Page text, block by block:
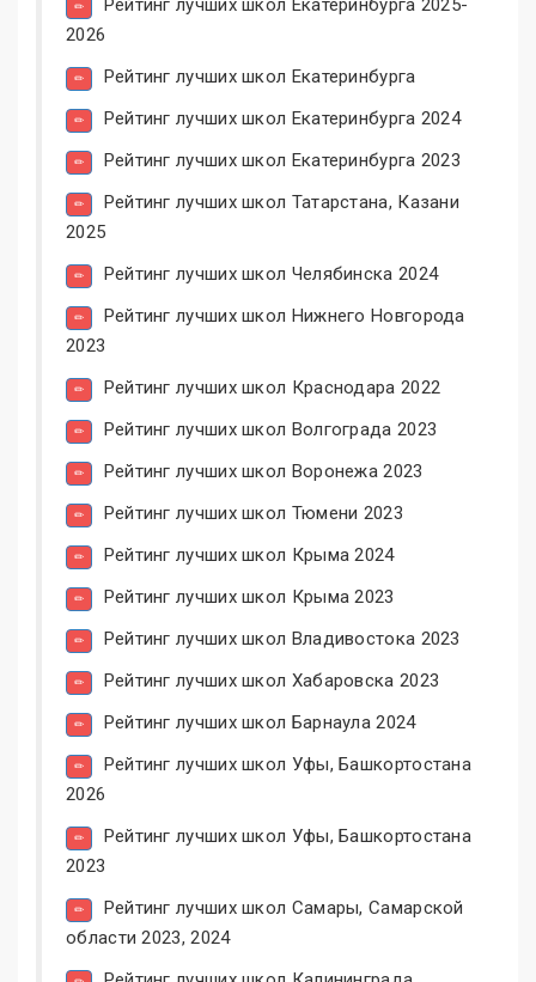
Рейтинг лучших школ Екатеринбурга 2025-
2026
Рейтинг лучших школ Екатеринбурга
Рейтинг лучших школ Екатеринбурга 2024
Рейтинг лучших школ Екатеринбурга 2023
Рейтинг лучших школ Татарстана, Казани
2025
Рейтинг лучших школ Челябинска 2024
Рейтинг лучших школ Нижнего Новгорода
2023
Рейтинг лучших школ Краснодара 2022
Рейтинг лучших школ Волгограда 2023
Рейтинг лучших школ Воронежа 2023
Рейтинг лучших школ Тюмени 2023
Рейтинг лучших школ Крыма 2024
Рейтинг лучших школ Крыма 2023
Рейтинг лучших школ Владивостока 2023
Рейтинг лучших школ Хабаровска 2023
Рейтинг лучших школ Барнаула 2024
Рейтинг лучших школ Уфы, Башкортостана
2026
Рейтинг лучших школ Уфы, Башкортостана
2023
Рейтинг лучших школ Самары, Самарской
области 2023, 2024